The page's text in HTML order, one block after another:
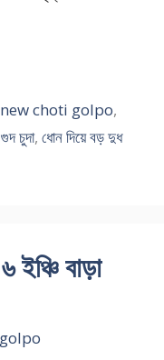
new choti golpo,
চুদা, ধোন দিয়ে বড় দুধ
বাড়া